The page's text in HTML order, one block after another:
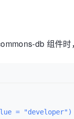
db 组件
= "developer")